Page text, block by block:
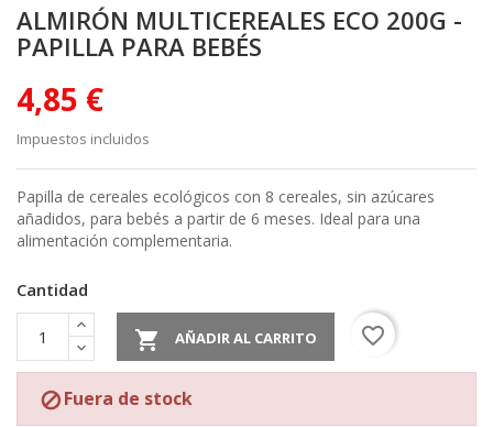
ALMIRÓN MULTICEREALES ECO 200G -
PAPILLA PARA BEBÉS
4,85 €
Impuestos incluidos
Papilla de cereales ecológicos con 8 cereales, sin azúcares
añadidos, para bebés a partir de 6 meses. Ideal para una
alimentación complementaria.
Cantidad
 AÑADIR AL CARRITO favorite_border
 Fuera de stock